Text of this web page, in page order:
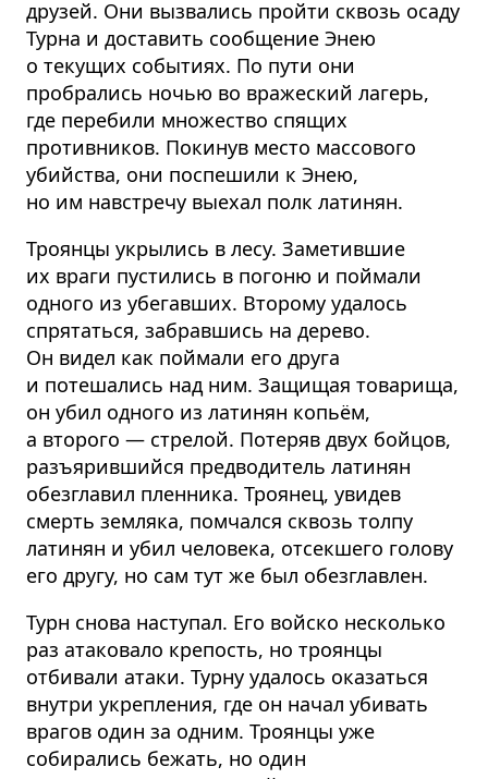
друзей. Они вызвались пройти сквозь осаду
Турна и доставить сообщение Энею
о текущих событиях. По пути они
пробрались ночью во вражеский лагерь,
где перебили множество спящих
противников. Покинув место массового
убийства, они поспешили к Энею,
но им навстречу выехал полк латинян.
Троянцы укрылись в лесу. Заметившие
их враги пустились в погоню и поймали
одного из убегавших. Второму удалось
спрятаться, забравшись на дерево.
Он видел как поймали его друга
и потешались над ним. Защищая товарища,
он убил одного из латинян копьём,
а второго — стрелой. Потеряв двух бойцов,
разъярившийся предводитель латинян
обезглавил пленника. Троянец, увидев
смерть земляка, помчался сквозь толпу
латинян и убил человека, отсекшего голову
его другу, но сам тут же был обезглавлен.
Турн снова наступал. Его войско несколько
раз атаковало крепость, но троянцы
отбивали атаки. Турну удалось оказаться
внутри укрепления, где он начал убивать
врагов один за одним. Троянцы уже
собирались бежать, но один